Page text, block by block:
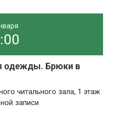
одежды. Брюки в
читального зала, 1 этаж
записи